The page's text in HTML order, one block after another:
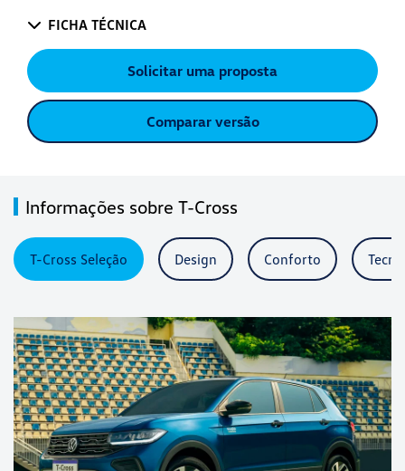
FICHA TÉCNICA
Solicitar uma proposta
Comparar versão
Informações sobre T-Cross
T-Cross Seleção Design Conforto